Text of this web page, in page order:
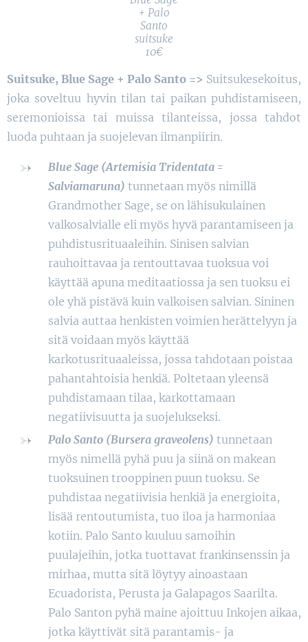
+ Palo
Santo
suitsuke
10€
Suitsuke, Blue Sage + Palo Santo => Suitsukesekoitus,
joka soveltuu hyvin tilan tai paikan puhdistamiseen,
seremonioissa tai muissa tilanteissa, jossa tahdot
luoda puhtaan ja suojelevan ilmanpiirin.
Blue Sage (Artemisia Tridentata =
Salviamaruna) tunnetaan myös nimillä
Grandmother Sage, se on lähisukulainen
valkosalvialle eli myös hyvä parantamiseen ja
puhdistusrituaaleihin. Sinisen salvian
rauhoittavaa ja rentouttavaa tuoksua voi
käyttää apuna meditaatiossa ja sen tuoksu ei
ole yhä pistävä kuin valkoisen salvian. Sininen
salvia auttaa henkisten voimien herättelyyn ja
sitä voidaan myös käyttää
karkotusrituaaleissa, jossa tahdotaan poistaa
pahantahtoisia henkiä. Poltetaan yleensä
puhdistamaan tilaa, karkottamaan
negatiivisuutta ja suojelukseksi.
Palo Santo (Bursera graveolens) tunnetaan
myös nimellä pyhä puu ja siinä on makean
tuoksuinen trooppinen puun tuoksu. Se
puhdistaa negatiivisia henkiä ja energioita,
lisää rentoutumista, tuo iloa ja harmoniaa
kotiin. Palo Santo kuuluu samoihin
puulajeihin, jotka tuottavat frankinsenssin ja
mirhaa, mutta sitä löytyy ainoastaan
Ecuadorista, Perusta ja Galapagos Saarilta.
Palo Santon pyhä maine ajoittuu Inkojen aikaa,
jotka käyttivät sitä parantamis- ja